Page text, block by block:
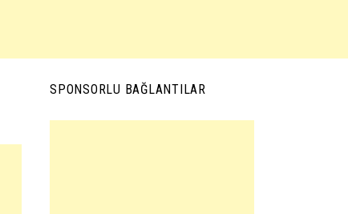
SPONSORLU BAĞLANTILAR